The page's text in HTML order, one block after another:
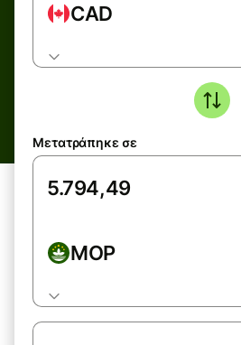
CAD
Μετατράπηκε σε
MOP